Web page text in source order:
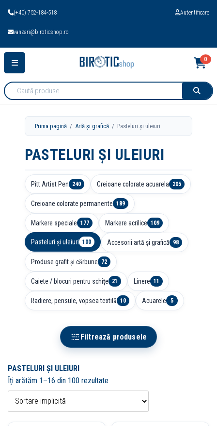
(+40) 752-184-518
vanzari@biroticshop.ro
Autentificare
Cauta
produse:
0
Prima pagină /Artă și grafică / Pasteluri și uleiuri
PASTELURI ȘI ULEIURI
Pitt Artist Pen 240 Creioane colorate acuarela 205
Creioane colorate permanente 189
Markere speciale 177 Markere acrilice 109
Pasteluri și uleiuri 100 Accesorii artă și grafică 98
Produse grafit și cărbune 72
Caiete / blocuri pentru schițe 21 Linere 11
Radiere, pensule, vopsea textilă 10 Acuarele 5
Filtrează produsele
PASTELURI ȘI ULEIURI
Îți arătăm 1–16 din 100 rezultate